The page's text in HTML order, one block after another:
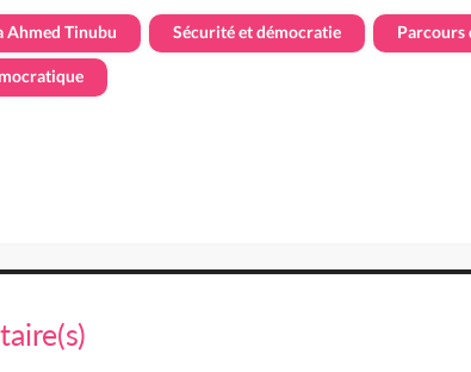
Ahmed Tinubu Sécurité et démocratie Parcours